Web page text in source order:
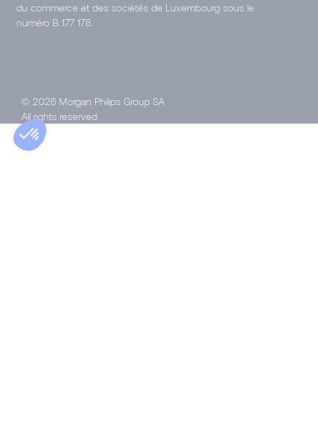
du commerce et des sociétés de Luxembourg sous le
numéro B 177 178.
© 2026 Morgan Philips Group SA
All rights reserved